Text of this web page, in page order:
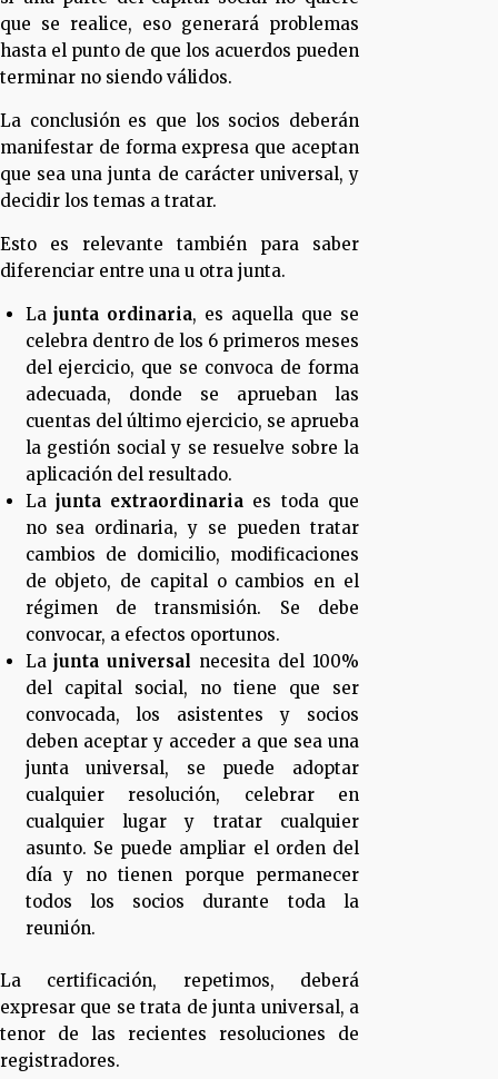
que se realice, eso generará problemas
hasta el punto de que los acuerdos pueden
terminar no siendo válidos.
La conclusión es que los socios deberán
manifestar de forma expresa que aceptan
que sea una junta de carácter universal, y
decidir los temas a tratar.
Esto es relevante también para saber
diferenciar entre una u otra junta.
Lajunta ordinaria, es aquella que se
celebra dentro de los 6 primeros meses
del ejercicio, que se convoca de forma
adecuada, donde se aprueban las
cuentas del último ejercicio, se aprueba
la gestión social y se resuelve sobre la
aplicación del resultado.
La junta extraordinaria es toda que
no sea ordinaria, y se pueden tratar
cambios de domicilio, modificaciones
de objeto, de capital o cambios en el
régimen de transmisión. Se debe
convocar, a efectos oportunos.
Lajunta universal necesita del 100%
del capital social, no tiene que ser
convocada, los asistentes y socios
deben aceptar y acceder a que sea una
junta universal, se puede adoptar
cualquier resolución, celebrar en
cualquier lugar y tratar cualquier
asunto. Se puede ampliar el orden del
día y no tienen porque permanecer
todos los socios durante toda la
reunión.
La certificación, repetimos, deberá
expresar que se trata de junta universal, a
tenor de las recientes resoluciones de
registradores.